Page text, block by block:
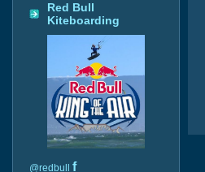
Red Bull
Kiteboarding
@redbull f